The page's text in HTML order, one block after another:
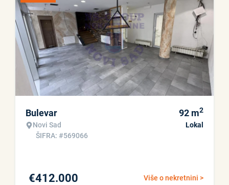
Bulevar
Novi Sad
ŠIFRA: #569066
92 m2
Lokal
Više o nekretnini >
€412.000